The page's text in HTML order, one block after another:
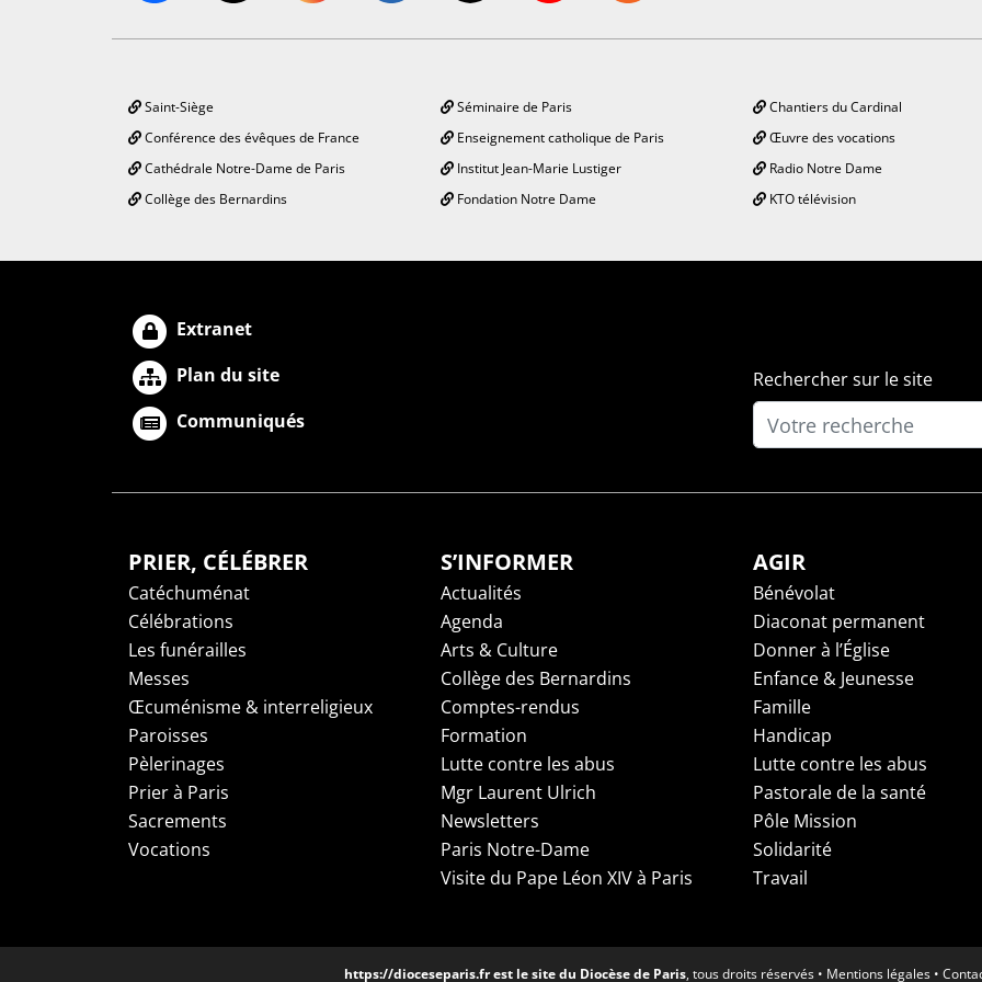
Saint-Siège
Conférence des évêques de France
Cathédrale Notre-Dame de Paris
Collège des Bernardins
Séminaire de Paris
Enseignement catholique de Paris
Institut Jean-Marie Lustiger
Fondation Notre Dame
Chantiers du Cardinal
Œuvre des vocations
Radio Notre Dame
KTO télévision
Extranet
Plan du site
Communiqués
Rechercher sur le site
PRIER, CÉLÉBRER
Catéchuménat
Célébrations
Les funérailles
Messes
Œcuménisme & interreligieux
Paroisses
Pèlerinages
Prier à Paris
Sacrements
Vocations
S’INFORMER
Actualités
Agenda
Arts & Culture
Collège des Bernardins
Comptes-rendus
Formation
Lutte contre les abus
Mgr Laurent Ulrich
Newsletters
Paris Notre-Dame
Visite du Pape Léon XIV à Paris
AGIR
Bénévolat
Diaconat permanent
Donner à l’Église
Enfance & Jeunesse
Famille
Handicap
Lutte contre les abus
Pastorale de la santé
Pôle Mission
Solidarité
Travail
https://dioceseparis.frest le site du Diocèse de Paris, tous droits réservés • Mentions légales•